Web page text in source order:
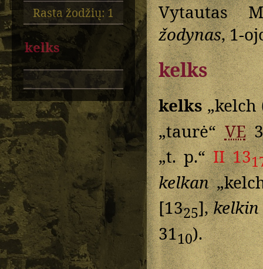
Rasta žodžių: 1
kelks
Vytautas
žodynas, 1-
kelks
kelks„kelch
„taurė“VE
„t. p.“II 13
kelkan
[1325],kelkin
3110).